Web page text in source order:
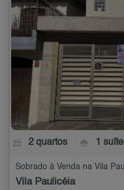
2 quartos 1 suíte
Sobrado à Venda na Vila
Vila Paulicéia